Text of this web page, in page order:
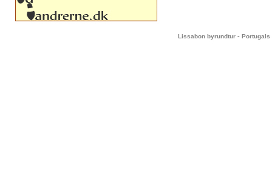
Lissabon byrundtur - Portugals